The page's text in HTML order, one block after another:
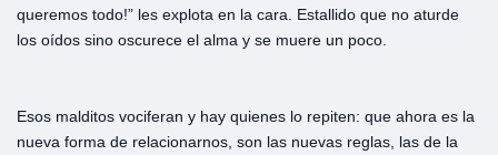
queremos todo!” les explota en la cara. Estallido que no aturde
los oídos sino oscurece el alma y se muere un poco.
Esos malditos vociferan y hay quienes lo repiten: que ahora es la
nueva forma de relacionarnos, son las nuevas reglas, las de la